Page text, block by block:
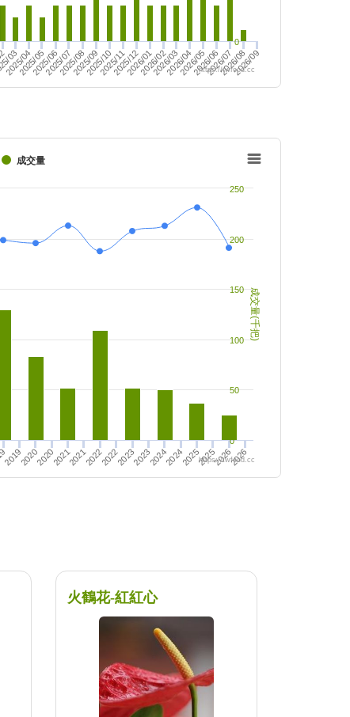
03
2025/042025/052025/062025/072025/082025/092025/102025/112025/122026/012026/02
2026/032026/042026/052026/062026/072026/082026/09
0
https://twfood.cc
成交量(千把)
成交量
201920202020202120212022202220232023202420242025202520262026
0
50
100
150
200
250
https://twfood.cc
火鶴花-紅紅心